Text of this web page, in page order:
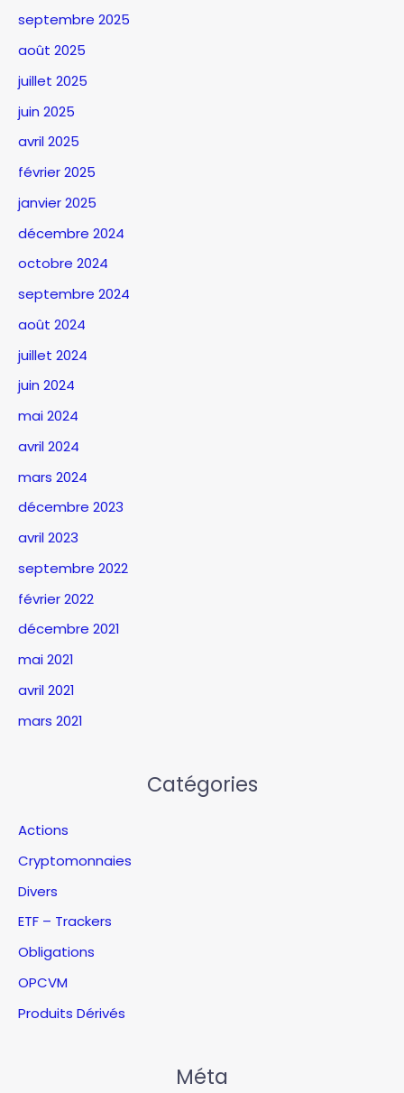
septembre 2025
août 2025
juillet 2025
juin 2025
avril 2025
février 2025
janvier 2025
décembre 2024
octobre 2024
septembre 2024
août 2024
juillet 2024
juin 2024
mai 2024
avril 2024
mars 2024
décembre 2023
avril 2023
septembre 2022
février 2022
décembre 2021
mai 2021
avril 2021
mars 2021
Catégories
Actions
Cryptomonnaies
Divers
ETF – Trackers
Obligations
OPCVM
Produits Dérivés
Méta